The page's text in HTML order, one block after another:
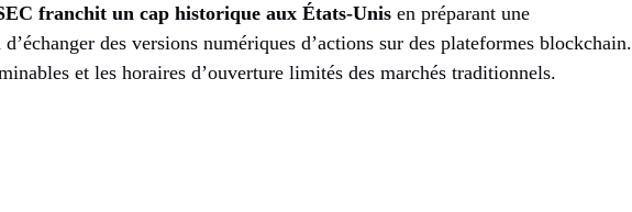
franchit un cap historique aux États-Unis en préparant une
des versions numériques d’actions sur des plateformes blockchain.
et les horaires d’ouverture limités des marchés traditionnels.